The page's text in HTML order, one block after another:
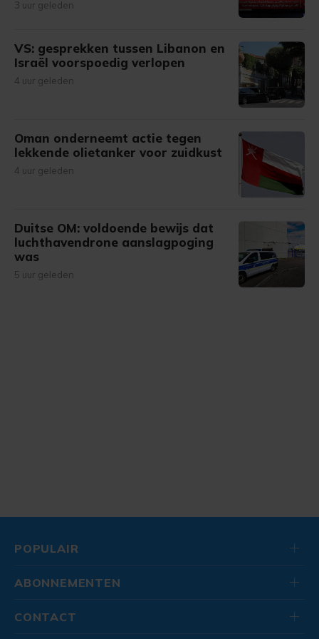
3 uur geleden
VS: gesprekken tussen Libanon en
Israël voorspoedig verlopen
4 uur geleden
Oman onderneemt actie tegen
lekkende olietanker voor zuidkust
4 uur geleden
Duitse OM: voldoende bewijs dat
luchthavendrone aanslagpoging
was
5 uur geleden
POPULAIR
ABONNEMENTEN
CONTACT